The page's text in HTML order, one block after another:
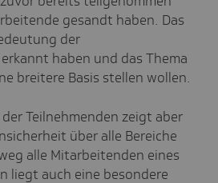
gesandt haben. Das
der
haben und das Thema
breitere Basis stellen wollen.
Teilnehmenden zeigt aber
über alle Bereiche
alle Mitarbeitenden eines
liegt auch eine besondere